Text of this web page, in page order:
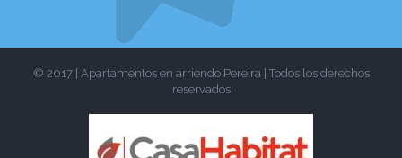
© 2017 | Apartamentos en arriendo Pereira | Todos los derechos
reservados